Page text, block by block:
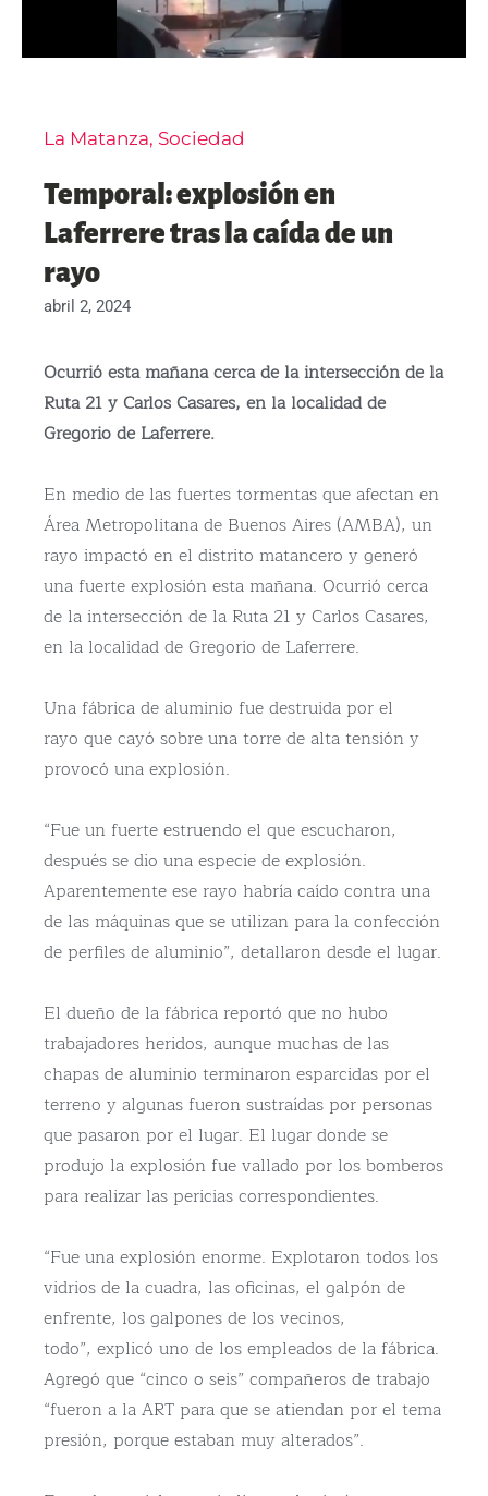
La Matanza, Sociedad
Temporal: explosión en
Laferrere tras la caída de un
rayo
abril 2, 2024
Ocurrió esta mañana cerca de la intersección de la
Ruta 21 y Carlos Casares, en la localidad de
Gregorio de Laferrere.
En medio de las fuertes tormentas que afectan en
Área Metropolitana de Buenos Aires (AMBA), un
rayo impactó en el distrito matancero y generó
una fuerte explosión esta mañana. Ocurrió cerca
de la intersección de la Ruta 21 y Carlos Casares,
en la localidad de Gregorio de Laferrere.
Una fábrica de aluminio fue destruida por el
rayo que cayó sobre una torre de alta tensión y
provocó una explosión.
“Fue un fuerte estruendo el que escucharon,
después se dio una especie de explosión.
Aparentemente ese rayo habría caído contra una
de las máquinas que se utilizan para la confección
de perfiles de aluminio”, detallaron desde el lugar.
El dueño de la fábrica reportó que no hubo
trabajadores heridos, aunque muchas de las
chapas de aluminio terminaron esparcidas por el
terreno y algunas fueron sustraídas por personas
que pasaron por el lugar. El lugar donde se
produjo la explosión fue vallado por los bomberos
para realizar las pericias correspondientes.
“Fue una explosión enorme. Explotaron todos los
vidrios de la cuadra, las oficinas, el galpón de
enfrente, los galpones de los vecinos,
todo”, explicó uno de los empleados de la fábrica.
Agregó que “cinco o seis” compañeros de trabajo
“fueron a la ART para que se atiendan por el tema
presión, porque estaban muy alterados”.